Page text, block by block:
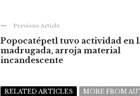
Previous Article
Popocatépetl tuvo actividad en
madrugada, arroja material
incandescente
RELATED ARTICLES MORE FROM